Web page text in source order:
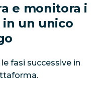
e monitora i
un unico
fasi successive in